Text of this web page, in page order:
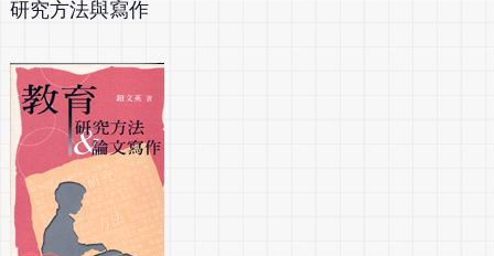
研究方法與寫作